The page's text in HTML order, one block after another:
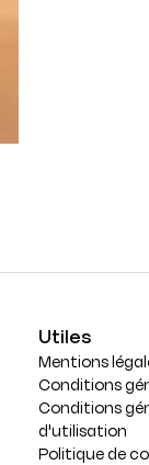
Utiles
Mentions
Conditions
Conditions
d'utilisation
Politique de